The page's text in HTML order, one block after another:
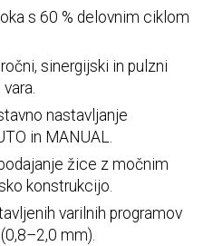
s 60 % delovnim ciklom
sinergijski in pulzni
nastavljanje
in MANUAL.
žice z močnim
konstrukcijo.
varilnih programov
mm).